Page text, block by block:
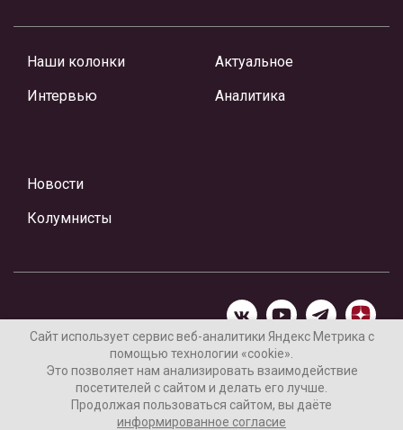
Наши колонки
Интервью
Актуальное
Аналитика
Новости
Колумнисты
Материалы предоставлены редакцией Интернет-газеты
«Ваши новости»
Нашли ошибку? Выделите ее и нажмите Ctrl+Enter
Сайт использует сервис веб-аналитики Яндекс Метрика с
помощью технологии «cookie».
Это позволяет нам анализировать взаимодействие
посетителей с сайтом и делать его лучше.
Продолжая пользоваться сайтом, вы даёте
информированное согласие